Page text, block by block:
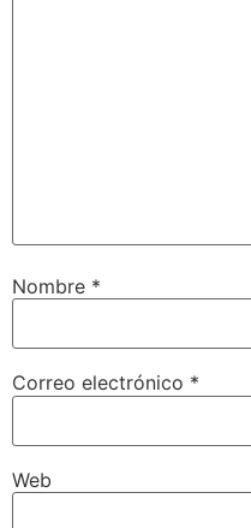
Nombre *
Correo electrónico *
Web